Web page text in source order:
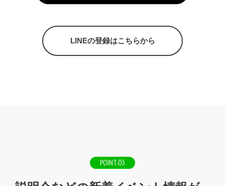
LINEの登録はこちらから
POINT.03